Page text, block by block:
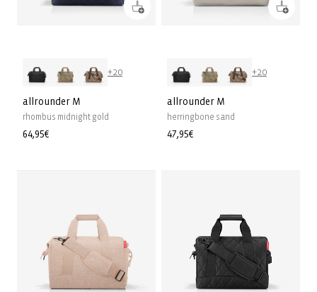
+20
allrounder M
rhombus midnight gold
Prix
64,95€
+20
allrounder M
herringbone sand
Prix
47,95€